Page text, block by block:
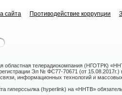
сайта Противодействие коррупции
областная телерадиокомпания (НГОТРК)
Эл № ФС77-70671 (от 15.08.2017г.)
информационных технологий и массовых
гиперссылка (hyperlink) на «ННТВ»